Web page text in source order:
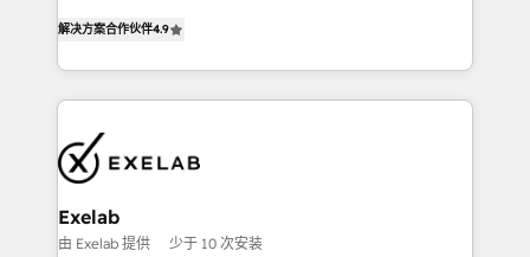
Leeds and London, we partner with SMEs across the
UK who are ready to turn HubSpot into the growth
engine it’s meant to be.
Highly certified in both HubSpot and Salesforce, we
bring deep experience in CRM implementation,
integrations, and data migration across modern
market and enterprise organizations, our team
combines strong technical execution with real
business perspective. Many of our consultants have
scaled businesses themselves, giving us a practical
解决方案合作伙伴4.9
Exelab
由 Exelab 提供 少于 10 次安装